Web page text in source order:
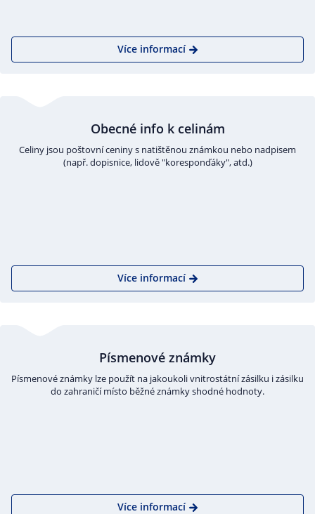
Více informací
Obecné info k celinám
Celiny jsou poštovní ceniny s natištěnou známkou nebo nadpisem
(např. dopisnice, lidově "koresponďáky", atd.)
Více informací
Písmenové známky
Písmenové známky lze použít na jakoukoli vnitrostátní zásilku i zásilku
do zahraničí místo běžné známky shodné hodnoty.
Více informací